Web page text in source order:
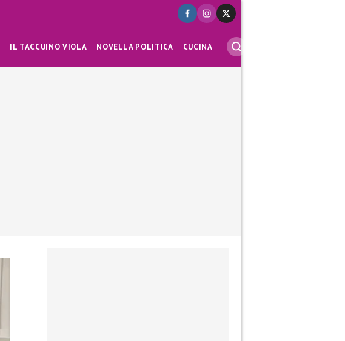
IL TACCUINO VIOLA NOVELLA POLITICA CUCINA